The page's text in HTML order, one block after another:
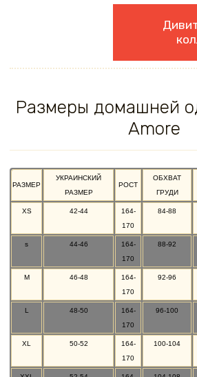
Размеры домашней
Amore
РАЗМЕР
УКРАИНСКИЙ
РАЗМЕР
РОСТ
ОБХВАТ
ГРУДИ
XS 42-44
164-
170
84-88
s 44-46
164-
170
88-92
M 46-48
164-
170
92-96
L 48-50
164-
170
96-100
XL 50-52
164-
170
100-104